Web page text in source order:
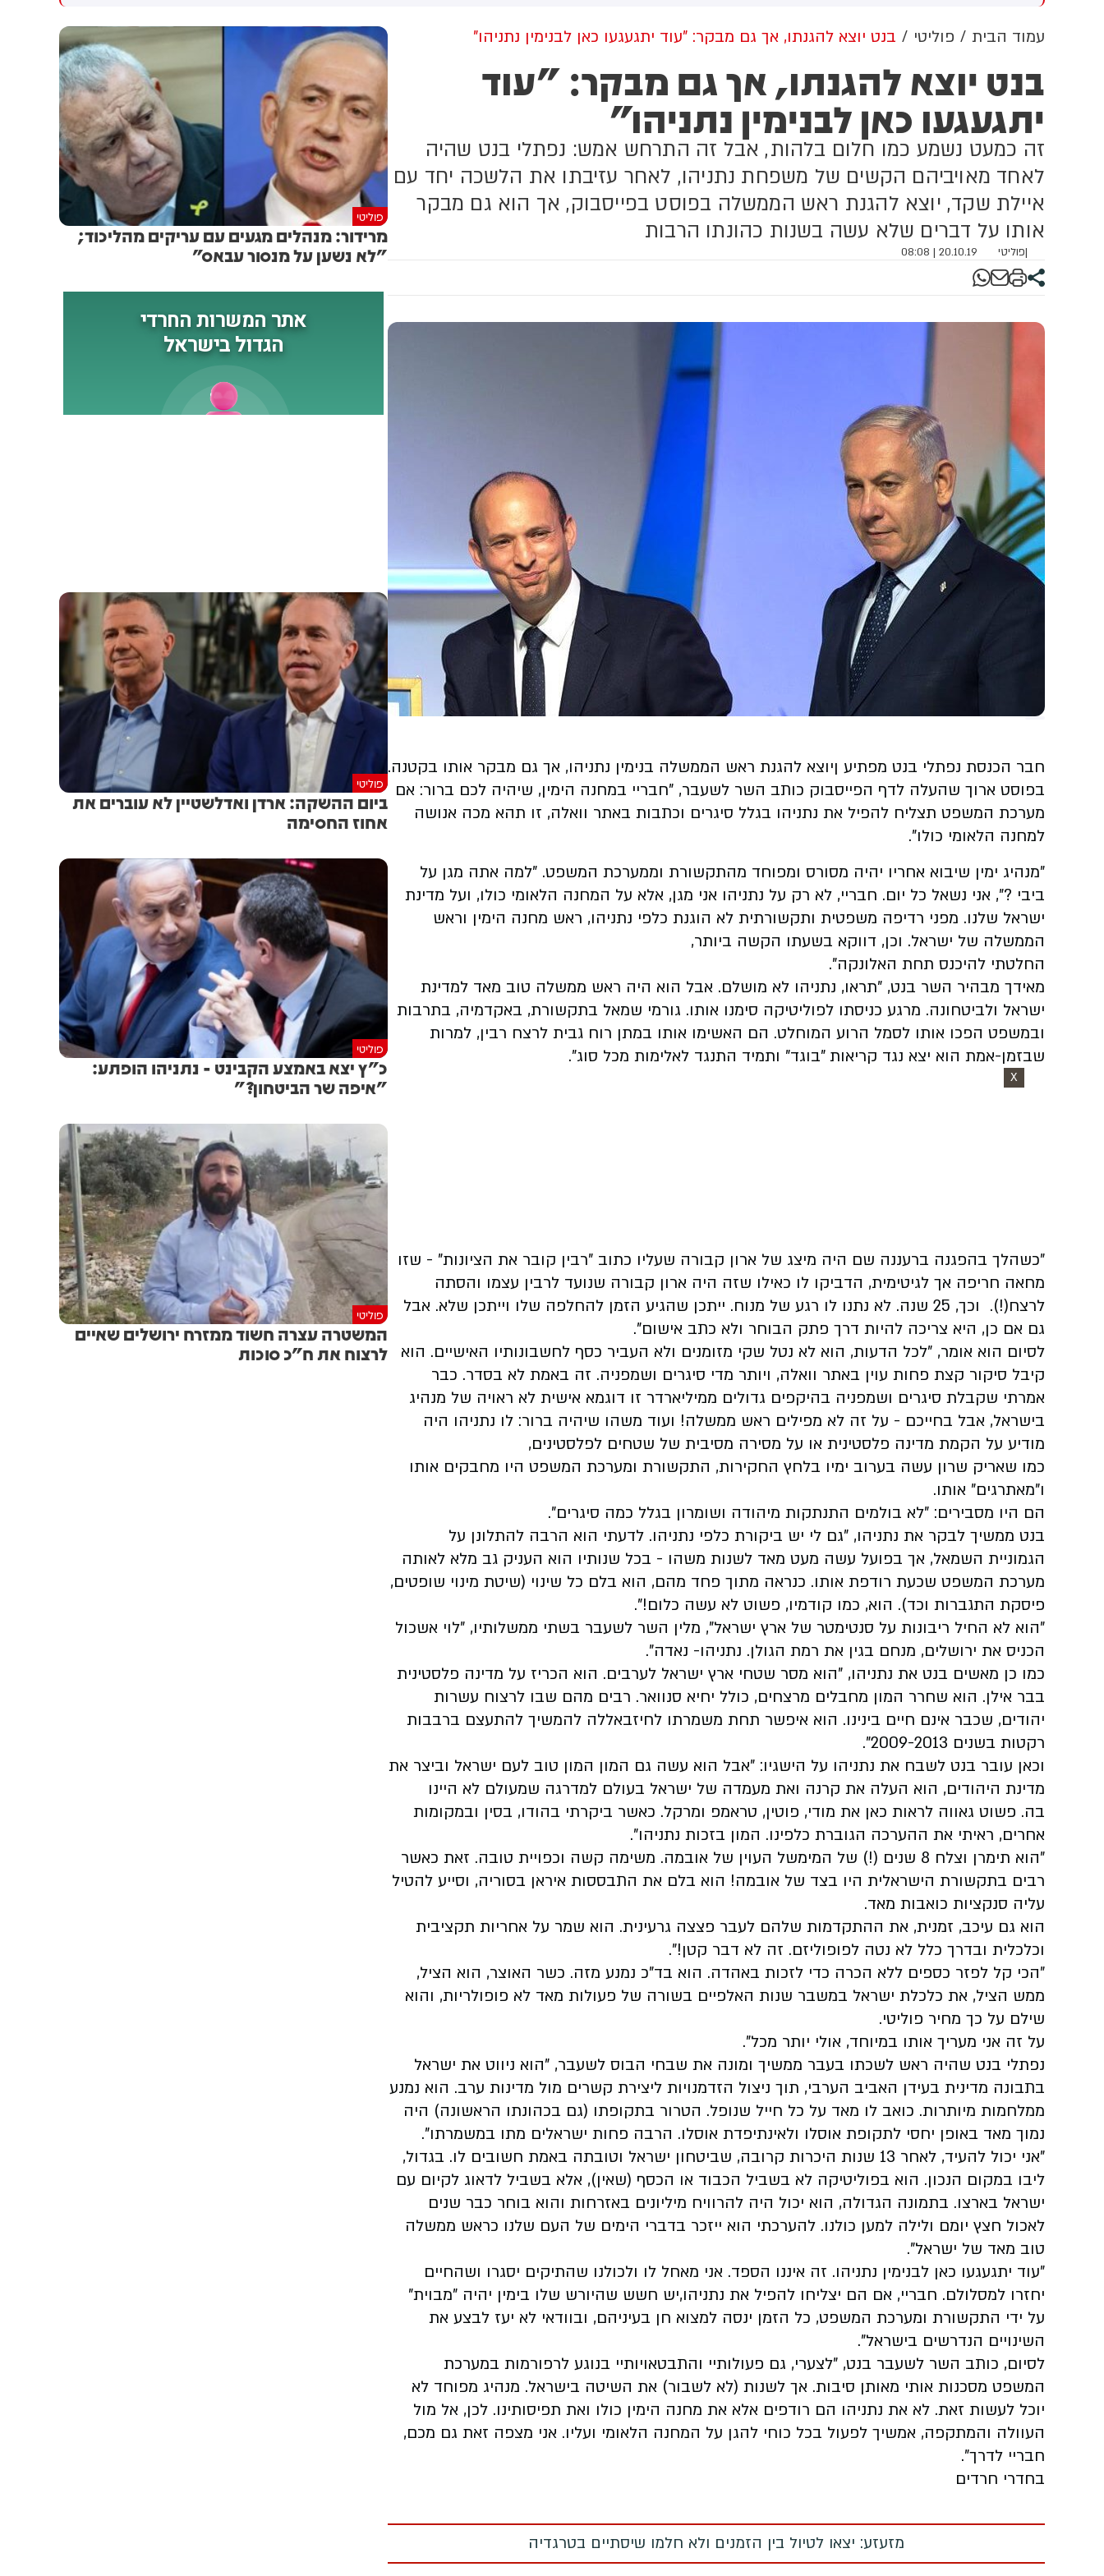
הייתה אומללה, אבל
לחשוב, לקחתי את האינטרס
הפוליטי שלי - וזרקתי אותו
הצידה. עוד אמר ארדן שהוצע לו
להיות יו"ר התעשייה האווירית -
אך שר הביטחון כ"ץ סיכל את
המינוי משיקולים פוליטיים. "צריך
לבדוק אם העובדה ששנתיים לא
היה יו"ר לתעשייה האווירית
פגעה בהגנה", הוסיף בנושא
עמוד הבית פוליטי בנט יוצא להגנתו, אך גם מבקר: "עוד יתגעגעו כאן לבנימין נתניהו"
בנט יוצא להגנתו, אך גם מבקר: "עוד
יתגעגעו כאן לבנימין נתניהו"
זה כמעט נשמע כמו חלום בלהות, אבל זה התרחש אמש: נפתלי בנט שהיה
לאחד מאויביהם הקשים של משפחת נתניהו, לאחר עזיבתו את הלשכה יחד עם
איילת שקד, יוצא להגנת ראש הממשלה בפוסט בפייסבוק, אך הוא גם מבקר
אותו על דברים שלא עשה בשנות כהונתו הרבות
|פוליטי 20.10.19 | 08:08
חבר הכנסת נפתלי בנט מפתיע ןיוצא להגנת ראש הממשלה בנימין נתניהו, אך גם מבקר אותו בקטנה.
בפוסט ארוך שהעלה לדף הפייסבוק כותב השר לשעבר, "חבריי במחנה הימין, שיהיה לכם ברור: אם
מערכת המשפט תצליח להפיל את נתניהו בגלל סיגרים וכתבות באתר וואלה, זו תהא מכה אנושה
למחנה הלאומי כולו".
"מנהיג ימין שיבוא אחריו יהיה מסורס ומפוחד מהתקשורת וממערכת המשפט. "למה אתה מגן על
ביבי ?", אני נשאל כל יום. חבריי, לא רק על נתניהו אני מגן, אלא על המחנה הלאומי כולו, ועל מדינת
ישראל שלנו. מפני רדיפה משפטית ותקשורתית לא הוגנת כלפי נתניהו, ראש מחנה הימין וראש
הממשלה של ישראל. וכן, דווקא בשעתו הקשה ביותר,
החלטתי להיכנס תחת האלונקה".
מאידך מבהיר השר בנט, "תראו, נתניהו לא מושלם. אבל הוא היה ראש ממשלה טוב מאד למדינת
ישראל ולביטחונה. מרגע כניסתו לפוליטיקה סימנו אותו. גורמי שמאל בתקשורת, באקדמיה, בתרבות
ובמשפט הפכו אותו לסמל הרוע המוחלט. הם האשימו אותו במתן רוח גבית לרצח רבין, למרות
שבזמן-אמת הוא יצא נגד קריאות "בוגד" ותמיד התנגד לאלימות מכל סוג".
X
"כשהלך בהפגנה ברעננה שם היה מיצג של ארון קבורה שעליו כתוב "רבין קובר את הציונות" - שזו
מחאה חריפה אך לגיטימית, הדביקו לו כאילו שזה היה ארון קבורה שנועד לרבין עצמו והסתה
לרצח(!). וכך, 25 שנה. לא נתנו לו רגע של מנוח. ייתכן שהגיע הזמן להחלפה שלו וייתכן שלא. אבל
גם אם כן, היא צריכה להיות דרך פתק הבוחר ולא כתב אישום".
לסיום הוא אומר, "לכל הדעות, הוא לא נטל שקי מזומנים ולא העביר כסף לחשבונותיו האישיים. הוא
קיבל סיקור קצת פחות עוין באתר וואלה, ויותר מדי סיגרים ושמפניה. זה באמת לא בסדר. כבר
אמרתי שקבלת סיגרים ושמפניה בהיקפים גדולים ממיליארדר זו דוגמא אישית לא ראויה של מנהיג
בישראל, אבל בחייכם - על זה לא מפילים ראש ממשלה! ועוד משהו שיהיה ברור: לו נתניהו היה
מודיע על הקמת מדינה פלסטינית או על מסירה מסיבית של שטחים לפלסטינים,
כמו שאריק שרון עשה בערוב ימיו בלחץ החקירות, התקשורת ומערכת המשפט היו מחבקים אותו
ו"מאתרגים" אותו.
הם היו מסבירים: "לא בולמים התנתקות מיהודה ושומרון בגלל כמה סיגרים".
בנט ממשיך לבקר את נתניהו, "גם לי יש ביקורת כלפי נתניהו. לדעתי הוא הרבה להתלונן על
הגמוניית השמאל, אך בפועל עשה מעט מאד לשנות משהו - בכל שנותיו הוא העניק גב מלא לאותה
מערכת המשפט שכעת רודפת אותו. כנראה מתוך פחד מהם, הוא בלם כל שינוי (שיטת מינוי שופטים,
פיסקת התגברות וכד). הוא, כמו קודמיו, פשוט לא עשה כלום!".
"הוא לא החיל ריבונות על סנטימטר של ארץ ישראל", מלין השר לשעבר בשתי ממשלותיו, "לוי אשכול
הכניס את ירושלים, מנחם בגין את רמת הגולן. נתניהו- נאדה".
כמו כן מאשים בנט את נתניהו, "הוא מסר שטחי ארץ ישראל לערבים. הוא הכריז על מדינה פלסטינית
בבר אילן. הוא שחרר המון מחבלים מרצחים, כולל יחיא סנוואר. רבים מהם שבו לרצוח עשרות
יהודים, שכבר אינם חיים בינינו. הוא איפשר תחת משמרתו לחיזבאללה להמשיך להתעצם ברבבות
רקטות בשנים 2009-2013".
וכאן עובר בנט לשבח את נתניהו על הישגיו: "אבל הוא עשה גם המון המון טוב לעם ישראל וביצר את
מדינת היהודים, הוא העלה את קרנה ואת מעמדה של ישראל בעולם למדרגה שמעולם לא היינו
בה. פשוט גאווה לראות כאן את מודי, פוטין, טראמפ ומרקל. כאשר ביקרתי בהודו, בסין ובמקומות
אחרים, ראיתי את ההערכה הגוברת כלפינו. המון בזכות נתניהו".
"הוא תימרן וצלח 8 שנים (!) של המימשל העוין של אובמה. משימה קשה וכפויית טובה. זאת כאשר
רבים בתקשורת הישראלית היו בצד של אובמה! הוא בלם את התבססות איראן בסוריה, וסייע להטיל
עליה סנקציות כואבות מאד.
הוא גם עיכב, זמנית, את ההתקדמות שלהם לעבר פצצה גרעינית. הוא שמר על אחריות תקציבית
וכלכלית ובדרך כלל לא נטה לפופוליזם. זה לא דבר קטן!".
"הכי קל לפזר כספים ללא הכרה כדי לזכות באהדה. הוא בד"כ נמנע מזה. כשר האוצר, הוא הציל,
ממש הציל, את כלכלת ישראל במשבר שנות האלפיים בשורה של פעולות מאד לא פופולריות, והוא
שילם על כך מחיר פוליטי.
על זה אני מעריך אותו במיוחד, אולי יותר מכל".
נפתלי בנט שהיה ראש לשכתו בעבר ממשיך ומונה את שבחי הבוס לשעבר, "הוא ניווט את ישראל
בתבונה מדינית בעידן האביב הערבי, תוך ניצול הזדמנויות ליצירת קשרים מול מדינות ערב. הוא נמנע
ממלחמות מיותרות. כואב לו מאד על כל חייל שנופל. הטרור בתקופתו (גם בכהונתו הראשונה) היה
נמוך מאד באופן יחסי לתקופת אוסלו ולאינתיפדת אוסלו. הרבה פחות ישראלים מתו במשמרתו".
"אני יכול להעיד, לאחר 13 שנות היכרות קרובה, שביטחון ישראל וטובתה באמת חשובים לו. בגדול,
ליבו במקום הנכון. הוא בפוליטיקה לא בשביל הכבוד או הכסף (שאין), אלא בשביל לדאוג לקיום עם
ישראל בארצו. בתמונה הגדולה, הוא יכול היה להרוויח מיליונים באזרחות והוא בוחר כבר שנים
לאכול חצץ יומם ולילה למען כולנו. להערכתי הוא ייזכר בדברי הימים של העם שלנו כראש ממשלה
טוב מאד של ישראל".
"עוד יתגעגעו כאן לבנימין נתניהו. זה איננו הספד. אני מאחל לו ולכולנו שהתיקים יסגרו ושהחיים
יחזרו למסלולם. חבריי, אם הם יצליחו להפיל את נתניהו,יש חשש שהיורש שלו בימין יהיה "מבוית"
על ידי התקשורת ומערכת המשפט, כל הזמן ינסה למצוא חן בעיניהם, ובוודאי לא יעז לבצע את
השינויים הנדרשים בישראל".
לסיום, כותב השר לשעבר בנט, "לצערי, גם פעולותיי והתבטאויותיי בנוגע לרפורמות במערכת
המשפט מסכנות אותי מאותן סיבות. אך לשנות (לא לשבור) את השיטה בישראל. מנהיג מפוחד לא
יוכל לעשות זאת. לא את נתניהו הם רודפים אלא את מחנה הימין כולו ואת תפיסותינו. לכן, אל מול
העוולה והמתקפה, אמשיך לפעול בכל כוחי להגן על המחנה הלאומי ועליו. אני מצפה זאת גם מכם,
חבריי לדרך".
בחדרי חרדים
מזעזע: יצאו לטיול בין הזמנים ולא חלמו שיסתיים בטרגדיה
פוליטי
מרידור: מנהלים מגעים עם עריקים מהליכוד;
"לא נשען על מנסור עבאס"
פוליטי
ביום ההשקה: ארדן ואדלשטיין לא עוברים את
אחוז החסימה
פוליטי
כ"ץ יצא באמצע הקבינט - נתניהו הופתע:
"איפה שר הביטחון?"
פוליטי
המשטרה עצרה חשוד ממזרח ירושלים שאיים
לרצוח את ח"כ סוכות